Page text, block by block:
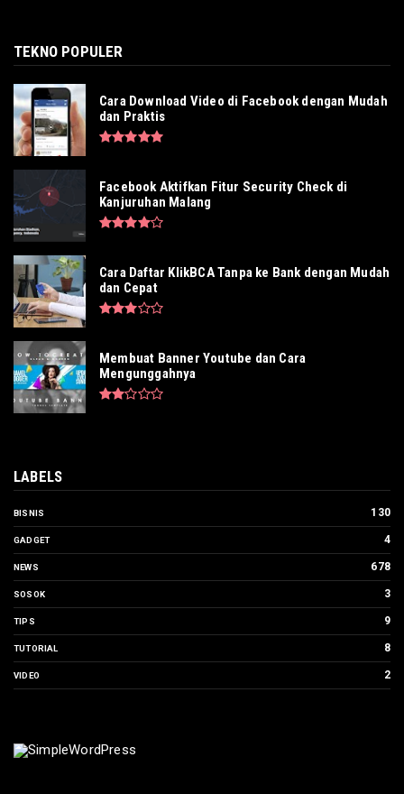
TEKNO POPULER
Cara Download Video di Facebook dengan Mudah
dan Praktis
Facebook Aktifkan Fitur Security Check di
Kanjuruhan Malang
Cara Daftar KlikBCA Tanpa ke Bank dengan Mudah
dan Cepat
Membuat Banner Youtube dan Cara
Mengunggahnya
LABELS
BISNIS 130
GADGET 4
NEWS 678
SOSOK 3
TIPS 9
TUTORIAL 8
VIDEO 2